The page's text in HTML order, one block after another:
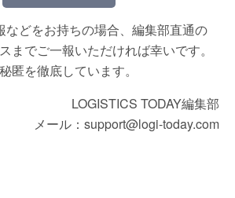
などをお持ちの場合、編集部直通の
までご一報いただければ幸いです。
匿を徹底しています。
LOGISTICS TODAY編集部
メール：support@logi-today.com